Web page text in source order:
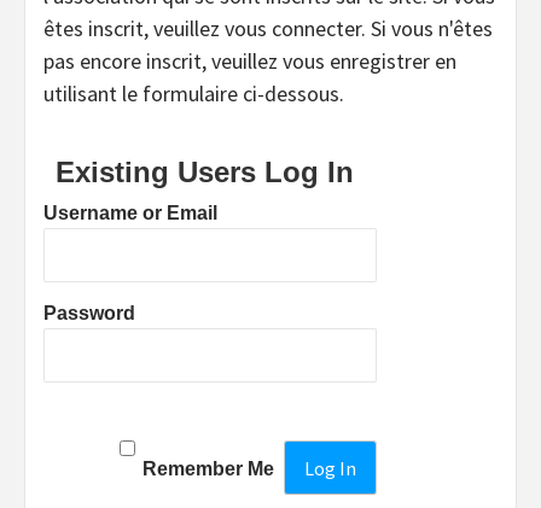
êtes inscrit, veuillez vous connecter. Si vous n'êtes
pas encore inscrit, veuillez vous enregistrer en
utilisant le formulaire ci-dessous.
Existing Users Log In
Username or Email
Password
Remember Me